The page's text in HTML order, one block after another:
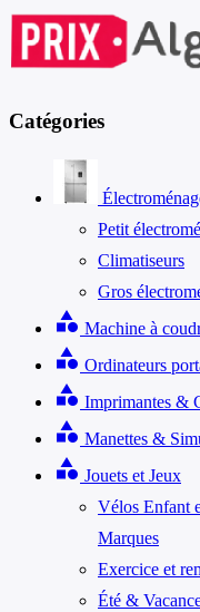
Catégories
Petit
Climatiseurs
Gros
category Machine à
category Ordinateurs
category Imprimantes &
category Manettes &
category Jouets et Jeux
Vélos Enfant
Marques
Exercice et
Été &